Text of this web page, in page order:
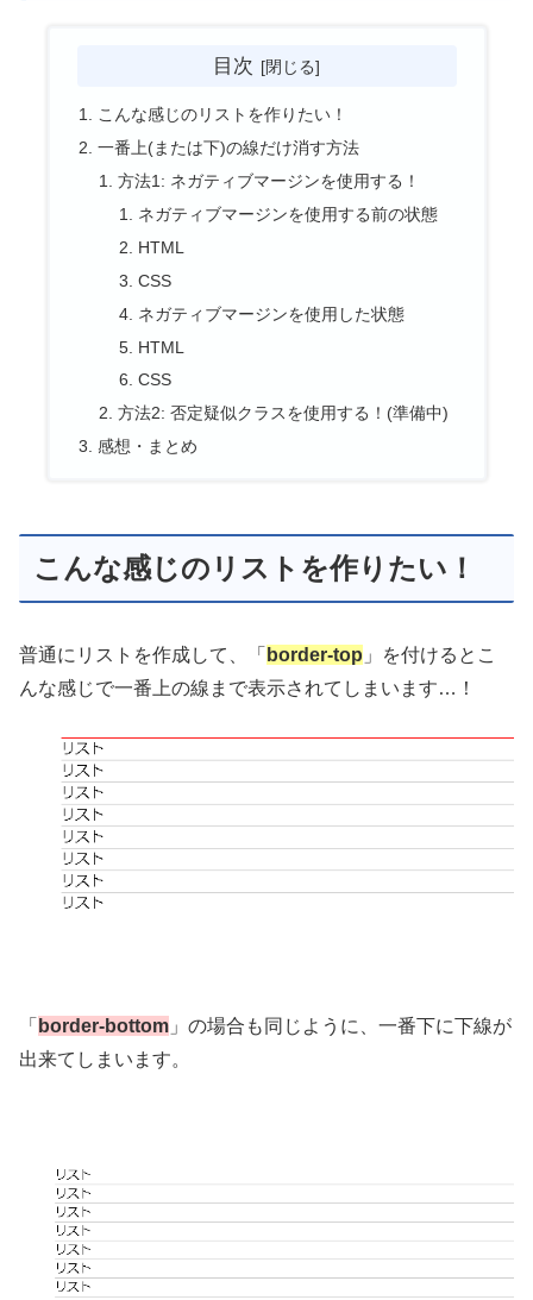
目次
こんな感じのリストを作りたい！
一番上(または下)の線だけ消す方法
方法1: ネガティブマージンを使用する！
ネガティブマージンを使用する前の状態
HTML
CSS
ネガティブマージンを使用した状態
HTML
CSS
方法2: 否定疑似クラスを使用する！(準備中)
感想・まとめ
こんな感じのリストを作りたい！
普通にリストを作成して、「 border-top 」を付けるとこ
んな感じで一番上の線まで表示されてしまいます…！
「 border-bottom 」の場合も同じように、一番下に下線が
出来てしまいます。